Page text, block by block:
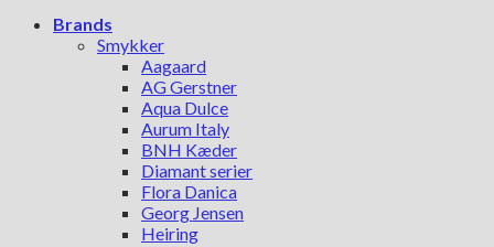
Brands
Smykker
Aagaard
AG Gerstner
Aqua Dulce
Aurum Italy
BNH Kæder
Diamant serier
Flora Danica
Georg Jensen
Heiring